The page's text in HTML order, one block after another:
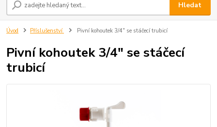
Hledat
Úvod Příslušenství Pivní kohoutek 3/4" se stáčecí trubicí
Pivní kohoutek 3/4" se stáčecí
trubicí